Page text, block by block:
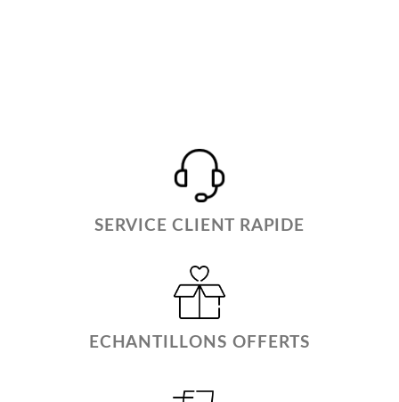
SERVICE CLIENT RAPIDE
ECHANTILLONS OFFERTS